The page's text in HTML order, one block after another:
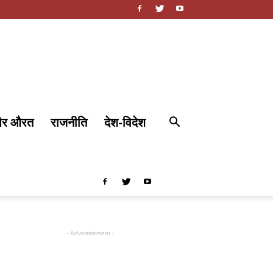
औरत राजनीति
देश-विदेश
- Advertisement -